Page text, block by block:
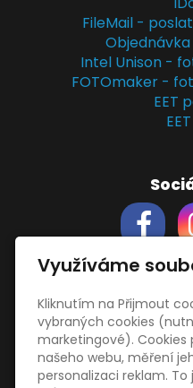
FileMail -
Intel Unison -
FOTOmaker -
EET
Zásady
Obrázky
Využíváme
Kliknutím na Přijmout
vybraných cookies
marketingové).
našeho webu, měření
personalizaci reklam.